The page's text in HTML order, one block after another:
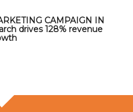
CAMPAIGN IN
drives 128% revenue